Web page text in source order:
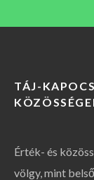
TÁJ-
Érték- és
völgy, mint